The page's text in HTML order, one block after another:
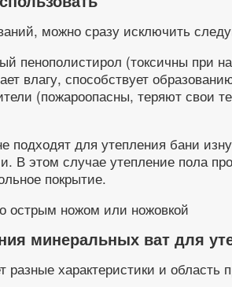
можно сразу исключить
пенополистирол (токсичны при
влагу, способствует
(пожароопасны, теряют свои
подходят для утепления бани
В этом случае утепление пола
покрытие.
минеральных ват для
характеристики и область